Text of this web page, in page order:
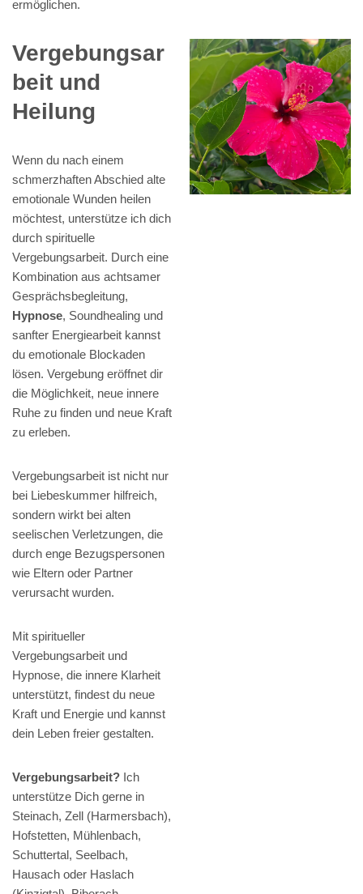
ermöglichen.
Vergebungsar
beit und
Heilung
Wenn du nach einem
schmerzhaften Abschied alte
emotionale Wunden heilen
möchtest, unterstütze ich dich
durch spirituelle
Vergebungsarbeit. Durch eine
Kombination aus achtsamer
Gesprächsbegleitung,
Hypnose, Soundhealing und
sanfter Energiearbeit kannst
du emotionale Blockaden
lösen. Vergebung eröffnet dir
die Möglichkeit, neue innere
Ruhe zu finden und neue Kraft
zu erleben.
Vergebungsarbeit ist nicht nur
bei Liebeskummer hilfreich,
sondern wirkt bei alten
seelischen Verletzungen, die
durch enge Bezugspersonen
wie Eltern oder Partner
verursacht wurden.
Mit spiritueller
Vergebungsarbeit und
Hypnose, die innere Klarheit
unterstützt, findest du neue
Kraft und Energie und kannst
dein Leben freier gestalten.
Vergebungsarbeit? Ich
unterstütze Dich gerne in
Steinach, Zell (Harmersbach),
Hofstetten, Mühlenbach,
Schuttertal, Seelbach,
Hausach oder Haslach